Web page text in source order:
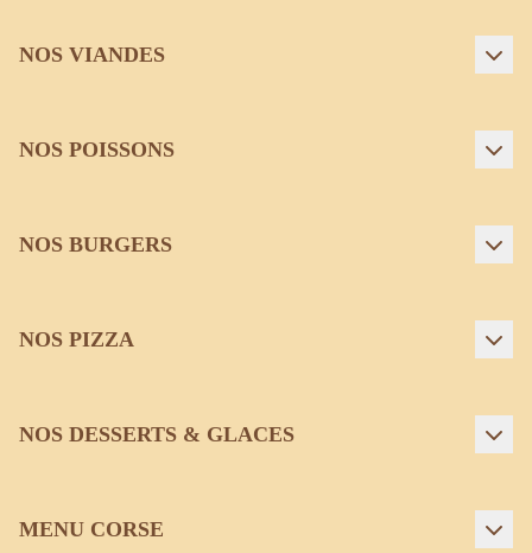
NOS VIANDES
NOS POISSONS
NOS BURGERS
NOS PIZZA
NOS DESSERTS & GLACES
MENU CORSE